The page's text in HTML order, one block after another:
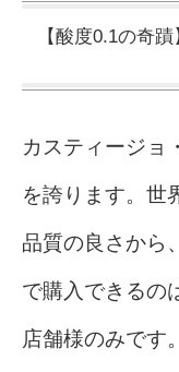
【酸度0.1の奇
カスティージョ
を誇ります。世
品質の良さから
で購入できるの
店舗様のみです